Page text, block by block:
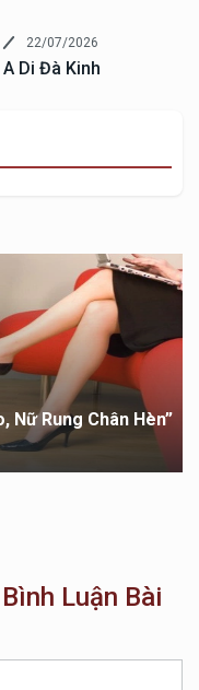
22/07/2026
Di Đà Kinh
Nữ Rung Chân Hèn”
Luận Bài